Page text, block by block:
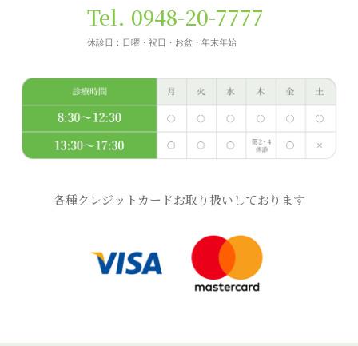
Tel. 0948-20-7777
休診日：日曜・祝日・お盆・年末年始
各種クレジットカードお取り扱いしております